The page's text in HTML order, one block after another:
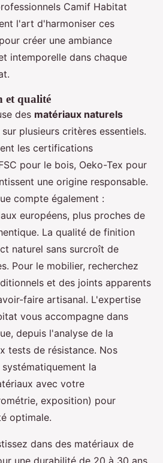
Camif Habitat
l'art d'harmoniser ces
créer une ambiance
intemporelle dans chaque
et qualité
des matériaux naturels
plusieurs critères essentiels.
les certifications
pour le bois, Oeko-Tex pour
une origine responsable.
compte également :
européens, plus proches de
La qualité de finition
naturel sans surcroît de
Pour le mobilier, recherchez
et des joints apparents
faire artisanal. L'expertise
vous accompagne dans
depuis l'analyse de la
tests de résistance. Nos
la
avec votre
exposition) pour
optimale.
dans des matériaux de